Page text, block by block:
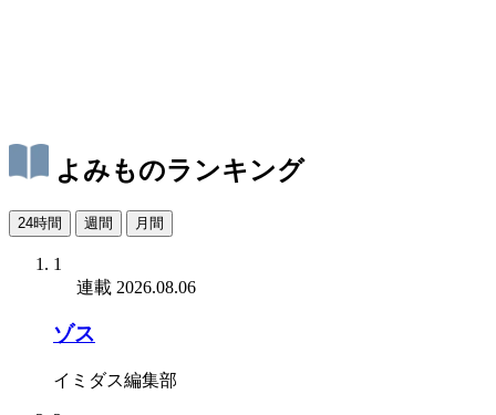
よみものランキング
24時間 週間 月間
1
連載 2026.08.06
ゾス
イミダス編集部